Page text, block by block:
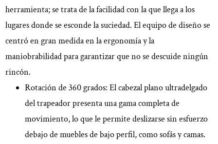
herramienta; se trata de la facilidad con la que llega a los
lugares donde se esconde la suciedad. El equipo de diseño se
centró en gran medida en la ergonomía y la
maniobrabilidad para garantizar que no se descuide ningún
rincón.
Rotación de 360 grados:El cabezal plano ultradelgado
del trapeador presenta una gama completa de
movimiento, lo que le permite deslizarse sin esfuerzo
debajo de muebles de bajo perfil, como sofás y camas.